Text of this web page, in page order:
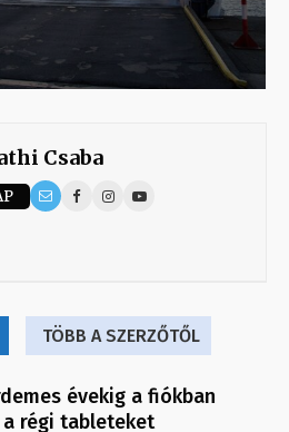
Csaba
TÖBB A SZERZŐTŐL
évekig a fiókban
régi tableteket